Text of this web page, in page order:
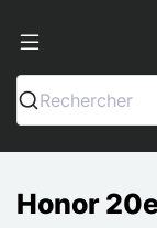
Rechercher
Honor